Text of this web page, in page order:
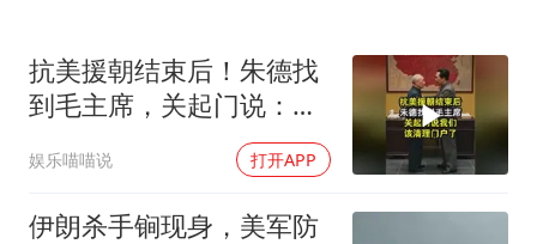
奋力开创中国式现代化建设新局面
抗美援朝结束后！朱德找
到毛主席，关起门说：我
娱乐喵喵说 打开APP
伊朗杀手锏现身，美军防